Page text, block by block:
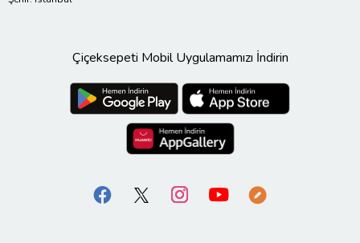
Çiçeksepeti Mobil Uygulamamızı İndirin